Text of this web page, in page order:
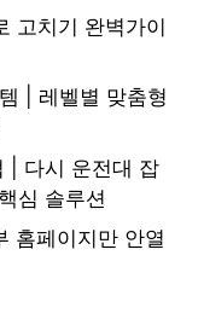
고치기 완벽가이
| 레벨별 맞춤형
| 다시 운전대 잡
심 솔루션
홈페이지만 안열